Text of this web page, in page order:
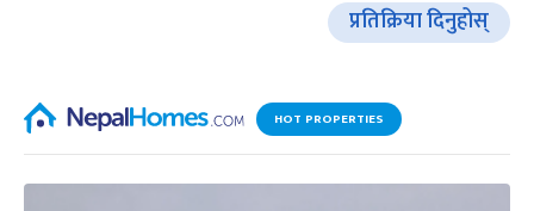
प्रतिक्रिया दिनुहोस्
HOT PROPERTIES